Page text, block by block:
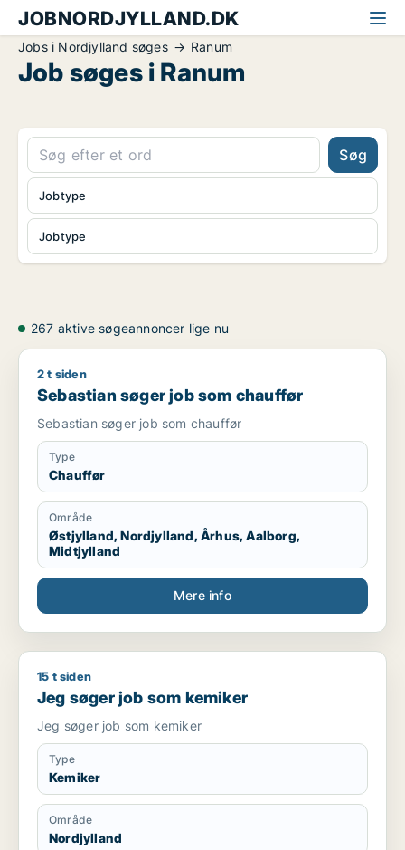
JOBNORDJYLLAND.DK
Jobs i Nordjylland søges Ranum
Job søges i Ranum
Søg
Jobtype
Jobtype
267 aktive søgeannoncer lige nu
Sebastian søger job som chauffør
2 t siden
Sebastian søger job som chauffør
Sebastian søger job som chauffør
Type
Chauffør
Område
Østjylland, Nordjylland, Århus, Aalborg,
Midtjylland
Mere info
Jeg søger job som kemiker
15 t siden
Jeg søger job som kemiker
Jeg søger job som kemiker
Type
Kemiker
Område
Nordjylland